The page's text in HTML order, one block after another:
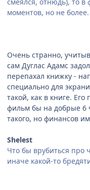
моментов, но не более.
Очень странно,
сам Дуглас Адамс
перепахал книжку -
специально для
такой, как в книге.
фильм бы на добрые 6
такого, но финансов
Shelest
Что бы врубиться про
иначе какой-то